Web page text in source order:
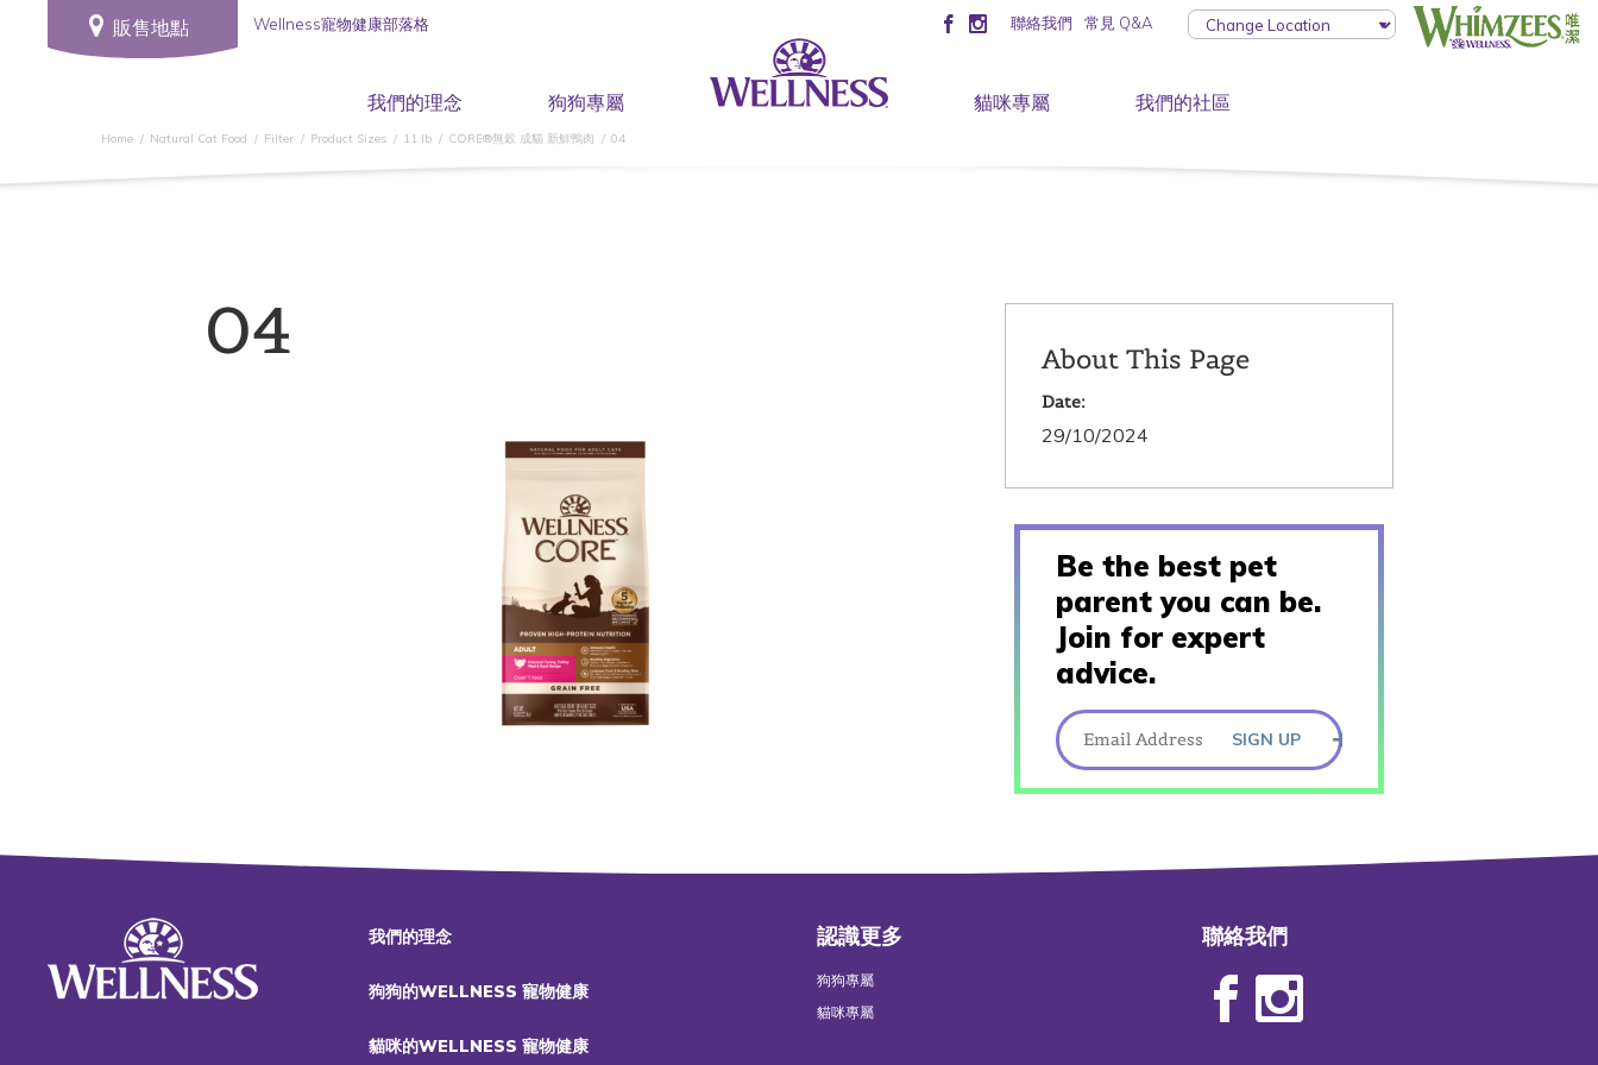
販售地點 Wellness寵物健康部落格 聯絡我們 常見 Q&A
我們的理念 狗狗專屬 貓咪專屬 我們的社區
Home Natural Cat Food Filter Product Sizes 11 lb CORE®無穀 成貓 新鮮鴨肉 04
04 About This Page
Date:
29/10/2024
Be the best pet
parent you can be.
Join for expert
advice.
SIGN UP
我們的理念
狗狗的WELLNESS 寵物健康
貓咪的WELLNESS 寵物健康
認識更多
狗狗專屬
貓咪專屬
聯絡我們